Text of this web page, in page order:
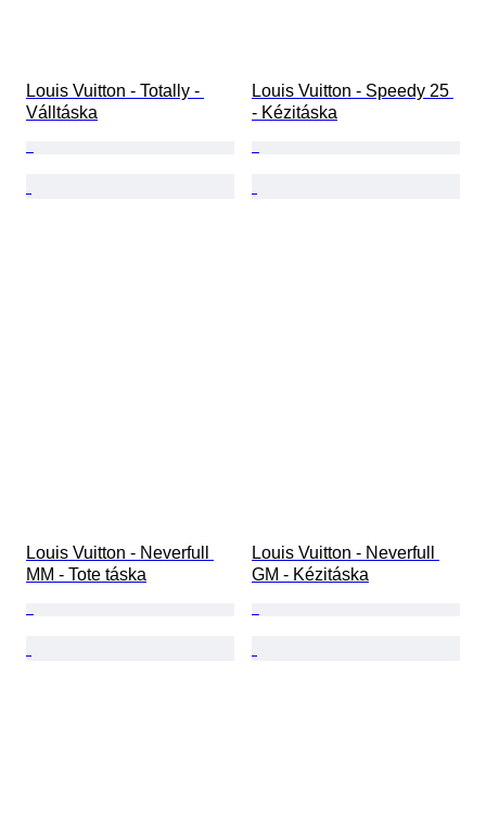
Louis Vuitton - Totally -
Válltáska
Louis Vuitton - Speedy 25
- Kézitáska
Louis Vuitton - Neverfull
MM - Tote táska
Louis Vuitton - Neverfull
GM - Kézitáska